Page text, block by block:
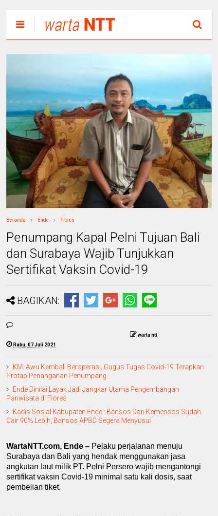
Beranda Ende Flores
Penumpang Kapal Pelni Tujuan Bali
dan Surabaya Wajib Tunjukkan
Sertifikat Vaksin Covid-19
BAGIKAN:
warta ntt
Rabu, 07 Juli 2021
KM. Awu Kembali Beroperasi, Gugus Tugas Covid-19 Terapkan
Protap Penanganan Penumpang
Ende Dinilai Layak Jadi Jangkar Utama Pengembangan
Pariwisata di Flores
Kadis Sosial Kabupaten Ende : Bansos Dari Kemensos Sudah
Cair 90% Lebih, Bansos APBD Segera Menyusul
WartaNTT.com, Ende – Pelaku perjalanan menuju
Surabaya dan Bali yang hendak menggunakan jasa
angkutan laut milik PT. Pelni Persero wajib mengantongi
sertifikat vaksin Covid-19 minimal satu kali dosis, saat
pembelian tiket.